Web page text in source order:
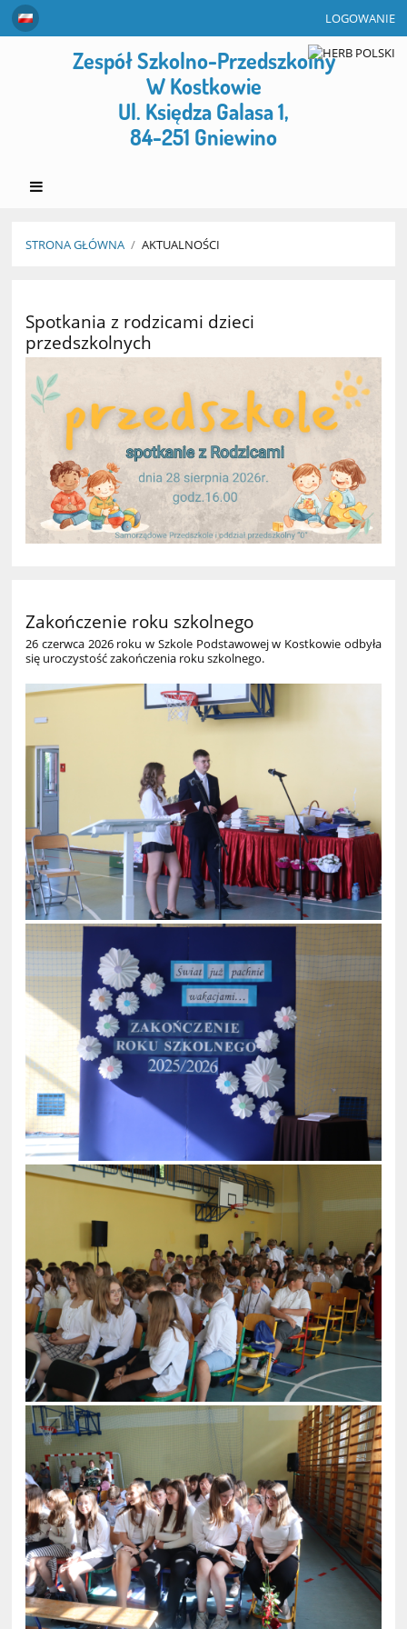
LOGOWANIE
Zespół Szkolno-Przedszkolny
W Kostkowie
Ul. Księdza Galasa 1,
84-251 Gniewino
STRONA GŁÓWNA / AKTUALNOŚCI
Spotkania z rodzicami dzieci
przedszkolnych
Zakończenie roku szkolnego
26 czerwca 2026 roku w Szkole Podstawowej w Kostkowie odbyła
się uroczystość zakończenia roku szkolnego.